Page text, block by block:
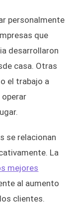
personalmente
que
desarrollaron
casa. Otras
el trabajo a
se relacionan
La
mejores
al aumento
clientes.